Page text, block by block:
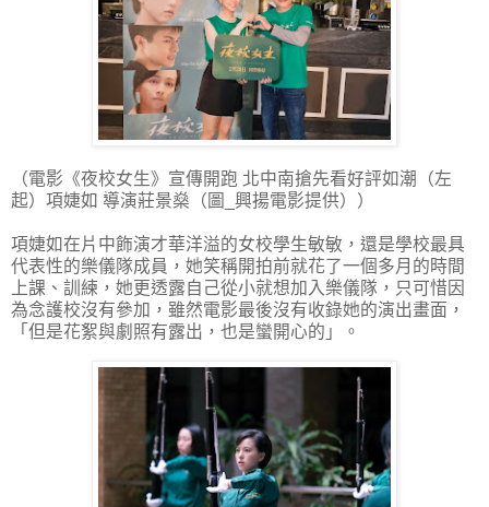
（電影《夜校女生》宣傳開跑 北中南搶先看好評如潮（左
起）項婕如 導演莊景燊（圖_興揚電影提供））
項婕如在片中飾演才華洋溢的女校學生敏敏，還是學校最具
代表性的樂儀隊成員，她笑稱開拍前就花了一個多月的時間
上課、訓練，她更透露自己從小就想加入樂儀隊，只可惜因
為念護校沒有參加，雖然電影最後沒有收錄她的演出畫面，
「但是花絮與劇照有露出，也是蠻開心的」。